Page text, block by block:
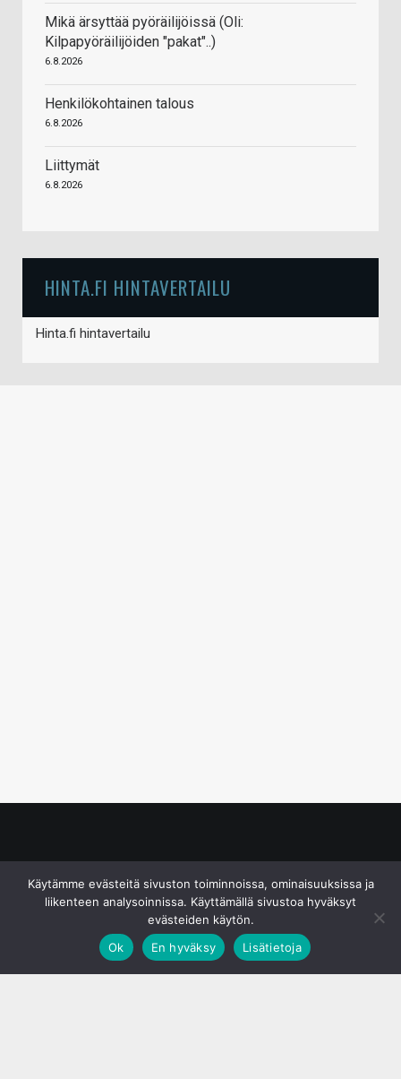
Mikä ärsyttää pyöräilijöissä (Oli:
Kilpapyöräilijöiden "pakat"..)
6.8.2026
Henkilökohtainen talous
6.8.2026
Liittymät
6.8.2026
HINTA.FI HINTAVERTAILU
Hinta.fi hintavertailu
Käytämme evästeitä sivuston toiminnoissa, ominaisuuksissa ja
liikenteen analysoinnissa. Käyttämällä sivustoa hyväksyt
evästeiden käytön.
Ok
En hyväksy Lisätietoja